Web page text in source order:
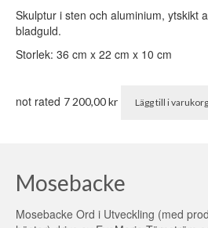
Skulptur i sten och aluminium, ytskikt
bladguld.
Storlek: 36 cm x 22 cm x 10 cm
not rated 7 200,00kr Lägg till i varukorg
Mosebacke
Mosebacke Ord i Utveckling (med